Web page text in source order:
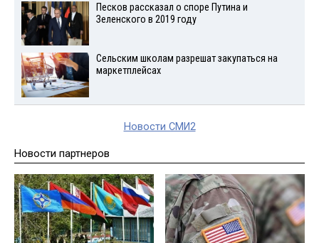
Песков рассказал о споре Путина и
Зеленского в 2019 году
Сельским школам разрешат закупаться на
маркетплейсах
Новости СМИ2
Новости партнеров